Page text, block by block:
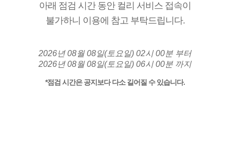
아래 점검 시간 동안 컬리 서비스 접속이
불가하니 이용에 참고 부탁드립니다.
2026년 08월 08일(토요일) 02시 00분 부터
2026년 08월 08일(토요일) 06시 00분 까지
*점검 시간은 공지보다 다소 길어질 수 있습니다.